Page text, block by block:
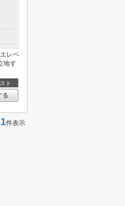
レベ
地す
ト
る
件表示